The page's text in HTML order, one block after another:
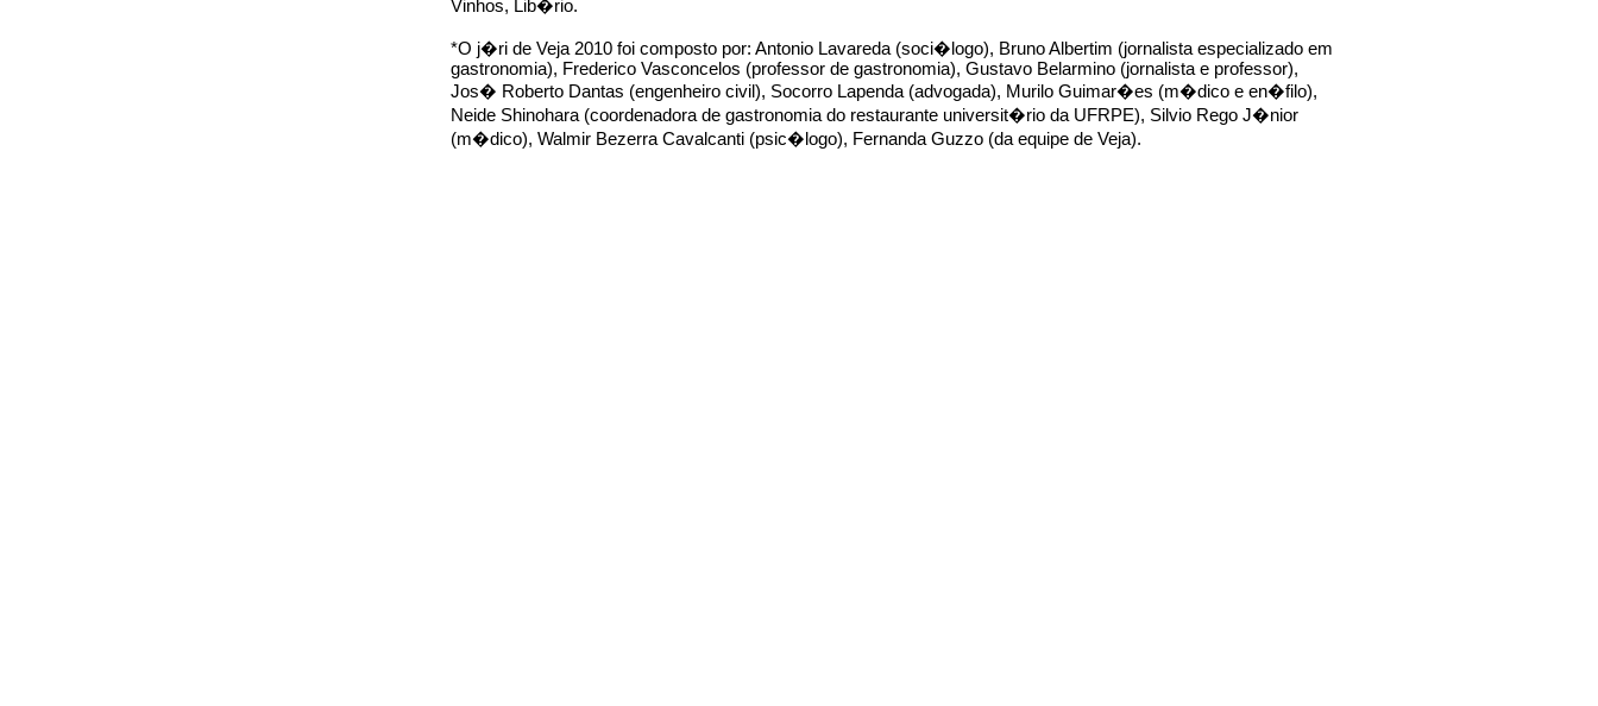
Vinhos, Lib�rio.
*O j�ri de Veja 2010 foi composto por: Antonio Lavareda (soci�logo), Bruno Albertim (jornalista especializado em
gastronomia), Frederico Vasconcelos (professor de gastronomia), Gustavo Belarmino (jornalista e professor),
Jos� Roberto Dantas (engenheiro civil), Socorro Lapenda (advogada), Murilo Guimar�es (m�dico e en�filo),
Neide Shinohara (coordenadora de gastronomia do restaurante universit�rio da UFRPE), Silvio Rego J�nior
(m�dico), Walmir Bezerra Cavalcanti (psic�logo), Fernanda Guzzo (da equipe de Veja).